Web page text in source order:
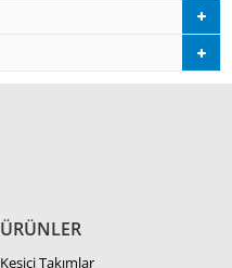
ÜRÜNLER
Kesici Takımlar